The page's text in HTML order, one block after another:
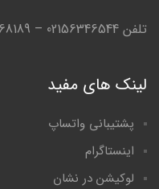
تلفن 02156346544 – 09364468189 – 09125236176
لینک های مفید
پشتیبانی واتساپ
اینستاگرام
لوکیشن در نشان